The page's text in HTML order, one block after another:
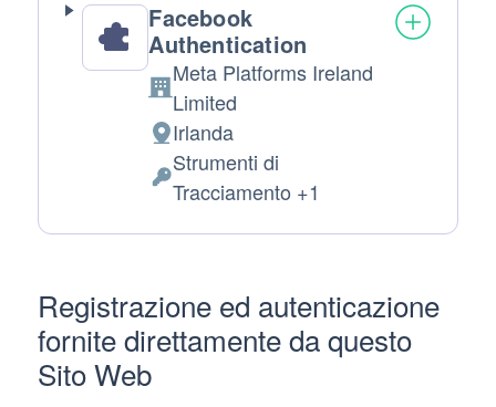
Facebook
Authentication
Azienda:
Meta Platforms Ireland
Limited
Luogo del trattamento:
Irlanda
Dati Personali trattati:
Strumenti di
Tracciamento +1
Registrazione ed autenticazione
fornite direttamente da questo
Sito Web